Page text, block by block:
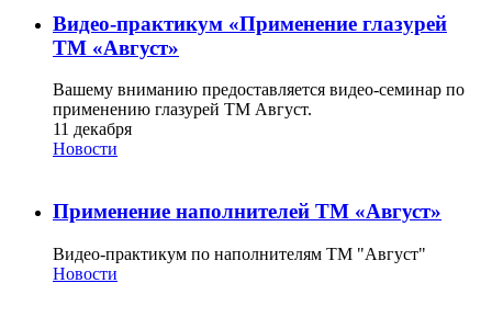
Видео-практикум «Применение глазурей
ТМ «Август»
Вашему вниманию предоставляется видео-семинар по
применению глазурей ТМ Август.
11 декабря
Новости
Применение наполнителей ТМ «Август»
Видео-практикум по наполнителям ТМ "Август"
Новости